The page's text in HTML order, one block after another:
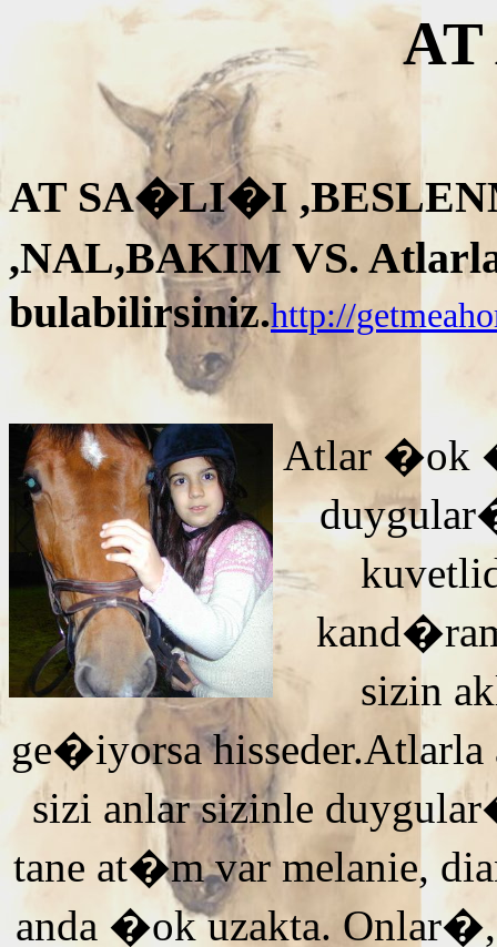
AT SA�LI�I
,NAL,BAKIM VS.
bulabilirsiniz.http://
Atlar �ok
sizin
ge�iyorsa
sizi anlar sizinle
tane at�m var melanie,
anda �ok uzakta.